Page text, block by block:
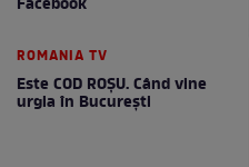
ROMANIA TV
Este COD ROŞU. Când vine
urgia în Bucureşti